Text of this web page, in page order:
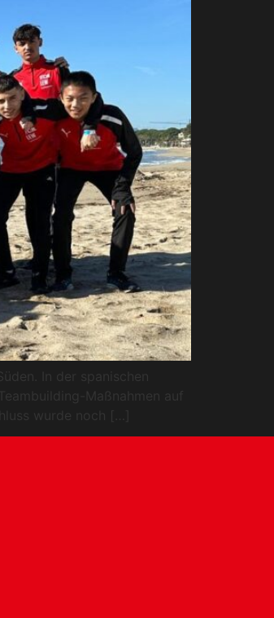
In der spanischen
Maßnahmen auf
wurde noch […]